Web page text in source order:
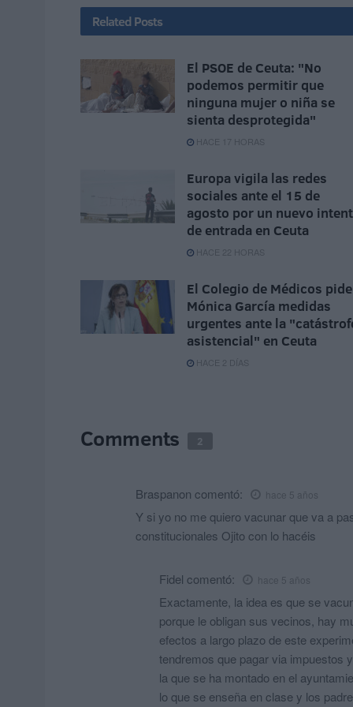
Related Posts
El PSOE de Ceuta: "No
podemos permitir que
ninguna mujer o niña se
sienta desprotegida"
HACE 17 HORAS
Europa vigila las redes
sociales ante el 15 de
agosto por un nuevo
de entrada en Ceuta
HACE 22 HORAS
El Colegio de Médicos
Mónica García medidas
urgentes ante la
asistencial" en Ceuta
HACE 2 DÍAS
Comments 2
Braspanon comentó: hace 5 años
Y si yo no me quiero vacunar que va a
constitucionales Ojito con lo hacéis
Fidel comentó: hace 5 años
Exactamente, la idea es que se
porque le obligan sus vecinos, hay
efectos a largo plazo de este
tendremos que pagar via impuestos
la que se ha montado en el
lo que se enseña en clase y los